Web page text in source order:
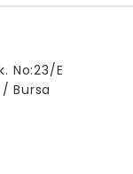
No:23/E
Bursa